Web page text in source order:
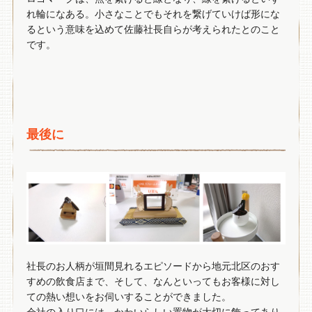
れ輪になある。小さなことでもそれを繋げていけば形にな
るという意味を込めて佐藤社長自らが考えられたとのこと
です。
最後に
社長のお人柄が垣間見れるエピソードから地元北区のおす
すめの飲食店まで、そして、なんといってもお客様に対し
ての熱い想いをお伺いすることができました。